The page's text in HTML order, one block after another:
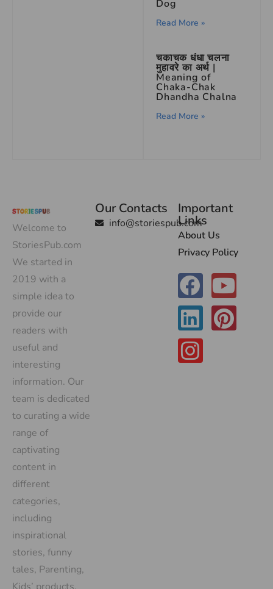
Dog
Read More »
चकाचक धंधा चलना
मुहावरे का अर्थ |
Meaning of
Chaka-Chak
Dhandha Chalna
Read More »
Welcome to
StoriesPub.com
We started in
2019 with a
simple idea to
provide our
readers with
useful and
interesting
information. Our
team is dedicated
to curating a wide
range of
captivating
content in
different
categories,
including
inspirational
stories, funny
tales, Parenting,
Our Contacts
info@storiespub.com
Important
Links
About Us
Privacy Policy